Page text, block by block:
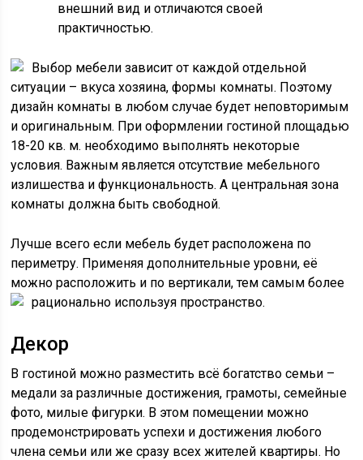
внешний вид и отличаются своей
практичностью.
Выбор мебели зависит от каждой отдельной
ситуации – вкуса хозяина, формы комнаты. Поэтому
дизайн комнаты в любом случае будет неповторимым
и оригинальным. При оформлении гостиной площадью
18-20 кв. м. необходимо выполнять некоторые
условия. Важным является отсутствие мебельного
излишества и функциональность. А центральная зона
комнаты должна быть свободной.
Лучше всего если мебель будет расположена по
периметру. Применяя дополнительные уровни, её
можно расположить и по вертикали, тем самым более
рационально используя пространство.
Декор
В гостиной можно разместить всё богатство семьи –
медали за различные достижения, грамоты, семейные
фото, милые фигурки. В этом помещении можно
продемонстрировать успехи и достижения любого
члена семьи или же сразу всех жителей квартиры. Но